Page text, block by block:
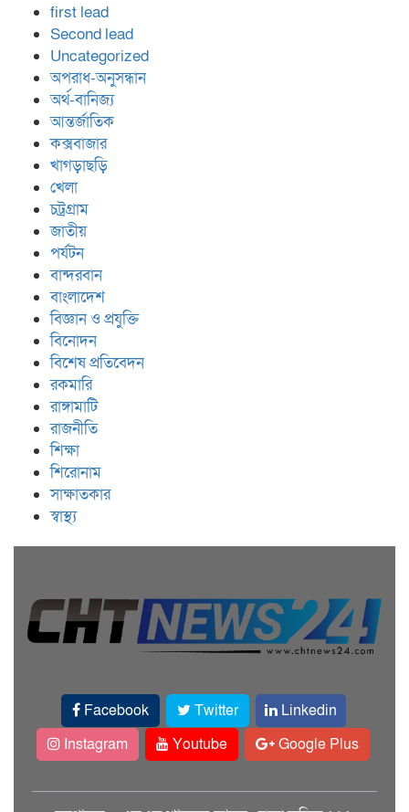
first lead
Second lead
Uncategorized
অপরাধ-অনুসন্ধান
অর্থ-বানিজ্য
আন্তর্জাতিক
কক্সবাজার
খাগড়াছড়ি
খেলা
চট্রগ্রাম
জাতীয়
পর্যটন
বান্দরবান
বাংলাদেশ
বিজ্ঞান ও প্রযুক্তি
বিনোদন
বিশেষ প্রতিবেদন
রকমারি
রাঙ্গামাটি
রাজনীতি
শিক্ষা
শিরোনাম
সাক্ষাতকার
স্বাস্থ্য
Facebook Twitter
Linkedin
Instagram
Youtube Google Plus